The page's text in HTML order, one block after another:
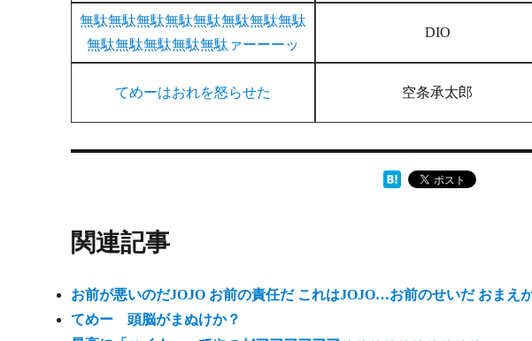
無駄無駄無駄無駄無駄無駄無駄無駄
無駄無駄無駄無駄無駄ァーーーッ
DIO
てめーはおれを怒らせた 空条承太郎
関連記事
お前が悪いのだJOJO お前の責任だ これはJOJO…お前のせいだ おまえ
てめー 頭脳がまぬけか？